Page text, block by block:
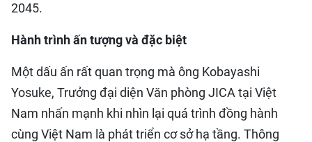
2045.
Hành trình ấn tượng và đặc biệt
Một dấu ấn rất quan trọng mà ông Kobayashi
Yosuke, Trưởng đại diện Văn phòng JICA tại Việt
Nam nhấn mạnh khi nhìn lại quá trình đồng hành
cùng Việt Nam là phát triển cơ sở hạ tầng. Thông